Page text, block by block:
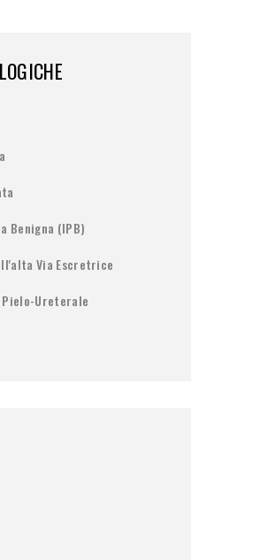
Benigna (IPB)
Via Escretrice
Pielo-Ureterale